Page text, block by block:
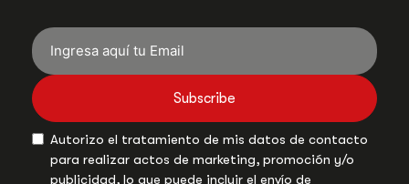
Subscribe
Autorizo el tratamiento de mis datos de contacto
para realizar actos de marketing, promoción y/o
publicidad, lo que puede incluir el envío de